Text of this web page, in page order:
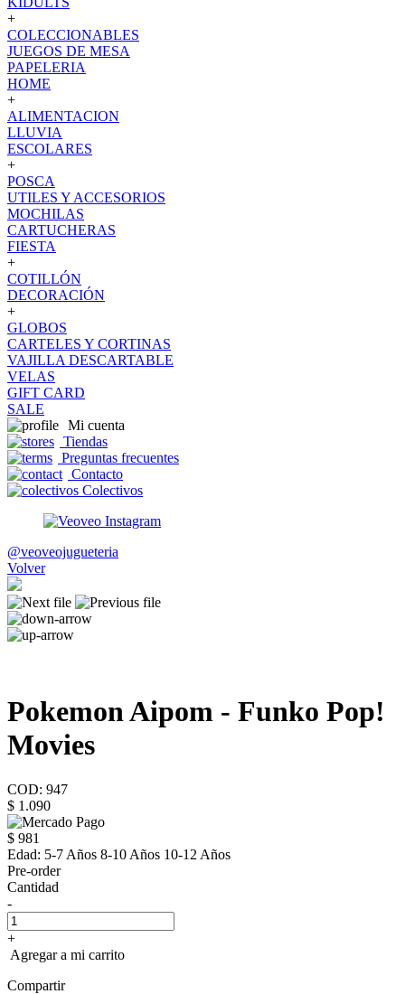
+
COLECCIONABLES
JUEGOS DE MESA
PAPELERIA
HOME
+
ALIMENTACION
LLUVIA
ESCOLARES
+
POSCA
UTILES Y ACCESORIOS
MOCHILAS
CARTUCHERAS
FIESTA
+
COTILLÓN
DECORACIÓN
+
GLOBOS
CARTELES Y CORTINAS
VAJILLA DESCARTABLE
VELAS
GIFT CARD
SALE
Mi cuenta
Tiendas
Preguntas frecuentes
Contacto
Colectivos
@veoveojugueteria
Volver
Pokemon Aipom - Funko Pop!
Movies
COD: 947
$ 1.090
$ 981
Edad: 5-7 Años 8-10 Años 10-12 Años
Pre-order
Cantidad
-
+
Agregar a mi carrito
Compartir